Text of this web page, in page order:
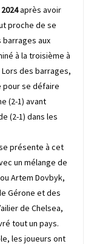
après avoir
proche de se
aux
à la troisième à
des barrages,
pour se défaire
(2-1) avant
(2-1) dans les
présente à cet
un mélange de
Artem Dovbyk,
Gérone et des
de Chelsea,
tout un pays.
les joueurs ont